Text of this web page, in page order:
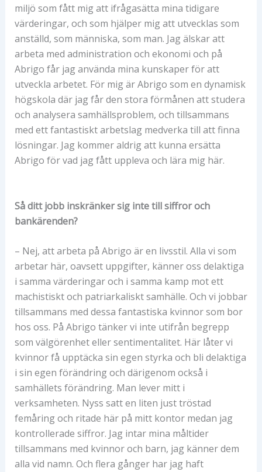
miljö som fått mig att ifrågasätta mina tidigare
värderingar, och som hjälper mig att utvecklas som
anställd, som människa, som man. Jag älskar att
arbeta med administration och ekonomi och på
Abrigo får jag använda mina kunskaper för att
utveckla arbetet. För mig är Abrigo som en dynamisk
högskola där jag får den stora förmånen att studera
och analysera samhällsproblem, och tillsammans
med ett fantastiskt arbetslag medverka till att finna
lösningar. Jag kommer aldrig att kunna ersätta
Abrigo för vad jag fått uppleva och lära mig här.
Så ditt jobb inskränker sig inte till siffror och
bankärenden?
– Nej, att arbeta på Abrigo är en livsstil. Alla vi som
arbetar här, oavsett uppgifter, känner oss delaktiga
i samma värderingar och i samma kamp mot ett
machistiskt och patriarkaliskt samhälle. Och vi jobbar
tillsammans med dessa fantastiska kvinnor som bor
hos oss. På Abrigo tänker vi inte utifrån begrepp
som välgörenhet eller sentimentalitet. Här låter vi
kvinnor få upptäcka sin egen styrka och bli delaktiga
i sin egen förändring och därigenom också i
samhällets förändring. Man lever mitt i
verksamheten. Nyss satt en liten just tröstad
femåring och ritade här på mitt kontor medan jag
kontrollerade siffror. Jag intar mina måltider
tillsammans med kvinnor och barn, jag känner dem
alla vid namn. Och flera gånger har jag haft